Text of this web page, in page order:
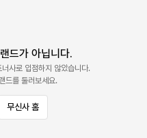
드가 아닙니다.
사로 입점하지 않았습니다.
드를 둘러보세요.
무신사 홈